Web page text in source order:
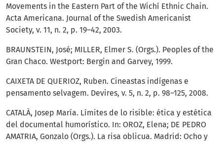
Movements in the Eastern Part of the Wichí Ethnic Chain.
Acta Americana. Journal of the Swedish Americanist
Society, v. 11, n. 2, p. 19–42, 2003.
BRAUNSTEIN, José; MILLER, Elmer S. (Orgs.). Peoples of the
Gran Chaco. Westport: Bergin and Garvey, 1999.
CAIXETA DE QUERIOZ, Ruben. Cineastas indígenas e
pensamento selvagem. Devires, v. 5, n. 2, p. 98–125, 2008.
CATALÀ, Josep María. Límites de lo risible: ética y estética
del documental humorístico. In: OROZ, Elena; DE PEDRO
AMATRIA, Gonzalo (Orgs.). La risa oblicua. Madrid: Ocho y